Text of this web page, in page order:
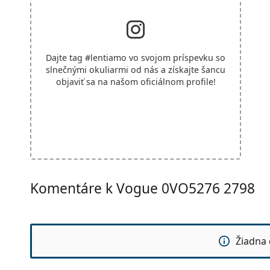
Dajte tag #lentiamo vo svojom príspevku so
slnečnými okuliarmi od nás a získajte šancu
objaviť sa na našom oficiálnom profile!
Komentáre k Vogue 0VO5276 2798
Žiadna